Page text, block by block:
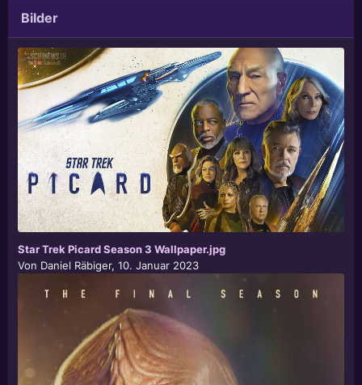
Bilder
Star Trek Picard Season 3 Wallpaper.jpg
Von Daniel Räbiger, 10. Januar 2023